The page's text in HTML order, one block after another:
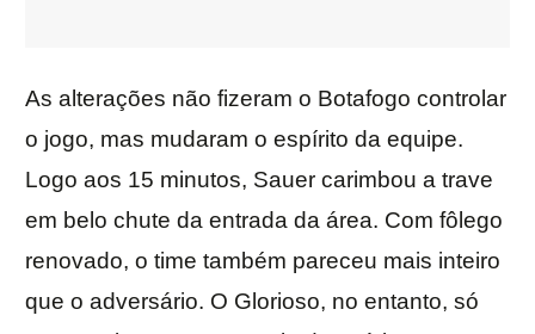
As alterações não fizeram o Botafogo controlar
o jogo, mas mudaram o espírito da equipe.
Logo aos 15 minutos, Sauer carimbou a trave
em belo chute da entrada da área. Com fôlego
renovado, o time também pareceu mais inteiro
que o adversário. O Glorioso, no entanto, só